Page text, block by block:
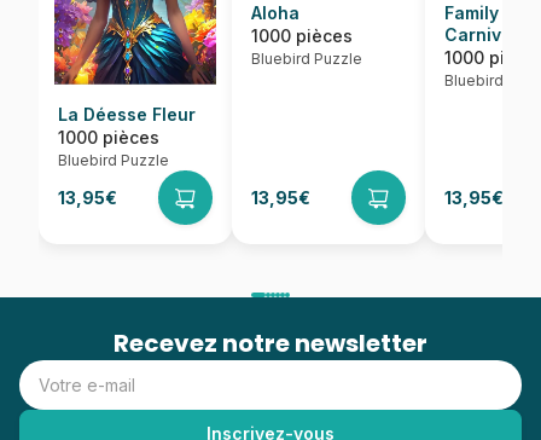
La Déesse Fleur
1000 pièces
Bluebird Puzzle
13,95€
Aloha
1000 pièces
Bluebird Puzzle
13,95€
Family Fun
Carnival
1000
Bluebird
13,95€
Recevez notre newsletter